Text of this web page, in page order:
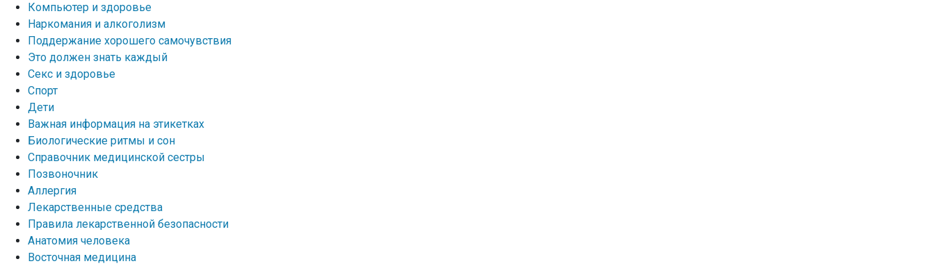
Компьютер и здоровье
Наркомания и алкоголизм
Поддержание хорошего самочувствия
Это должен знать каждый
Секс и здоровье
Спорт
Дети
Важная информация на этикетках
Биологические ритмы и сон
Справочник медицинской сестры
Позвоночник
Аллергия
Лекарственные средства
Правила лекарственной безопасности
Aнатомия человека
Восточная медицина